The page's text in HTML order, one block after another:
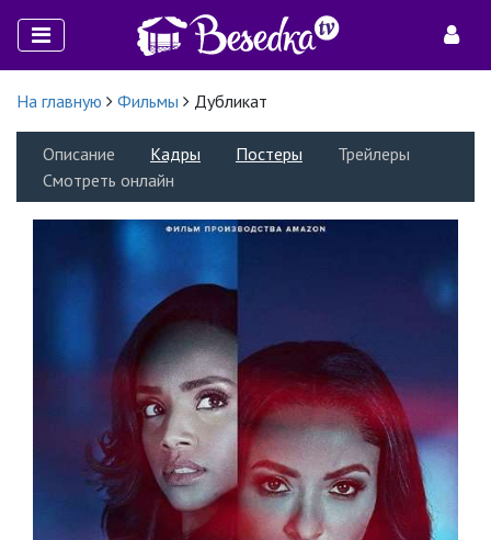
На главную Фильмы Дубликат
Описание Кадры Постеры
Трейлеры
Смотреть онлайн